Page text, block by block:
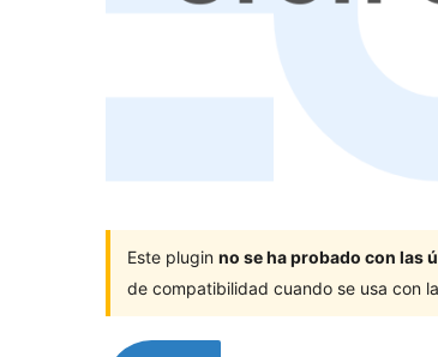
Este plugin no se ha probado con las
de compatibilidad cuando se usa con